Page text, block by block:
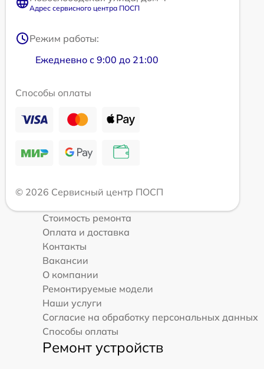
Адрес сервисного центра ПОСП
Режим работы:
Ежедневно с 9:00 до 21:00
Способы оплаты
© 2026 Сервисный центр ПОСП
Стоимость ремонта
Оплата и доставка
Контакты
Вакансии
О компании
Ремонтируемые модели
Наши услуги
Согласие на обработку персональных данных
Способы оплаты
Ремонт устройств